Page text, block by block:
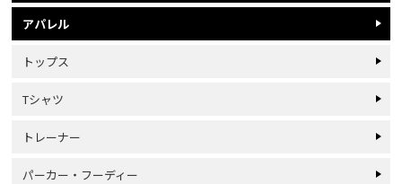
アパレル
トップス
Tシャツ
トレーナー
パーカー・フーディー